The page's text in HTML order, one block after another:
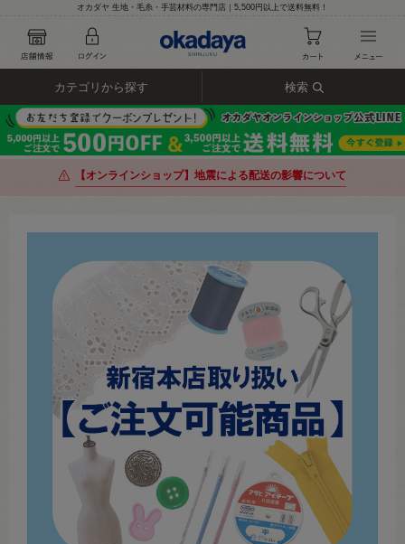
オカダヤ 生地・毛糸・手芸材料の専門店｜5,500円以上で送料無料！
カテゴリから探す 検索
【オンラインショップ】地震による配送の影響について